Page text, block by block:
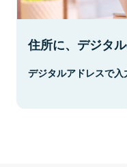
住所に、デジタル
デジタルアドレスで入